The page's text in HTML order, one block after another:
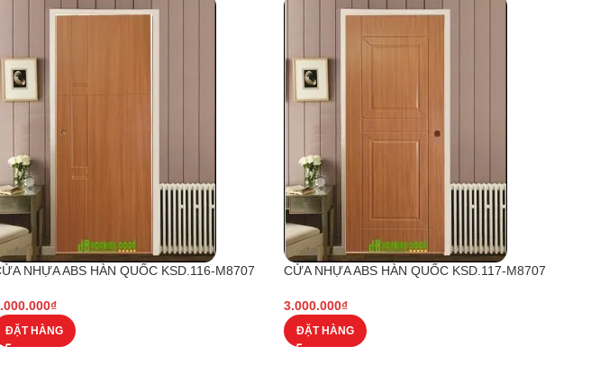
NHỰA ABS HÀN QUỐC KSD.116-M8707
₫
ĐẶT HÀNG
CỬA NHỰA ABS HÀN QUỐC KSD.117-M8707
3.000.000₫
ĐẶT HÀNG